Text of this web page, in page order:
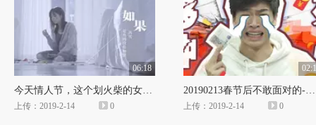
06:18
今天情人节，这个划火柴的女孩再也见不到她的男朋友！
上传：2019-2-14 0
20190213春节后不敢面对的-微信(1)
上传：2019-2-14 0